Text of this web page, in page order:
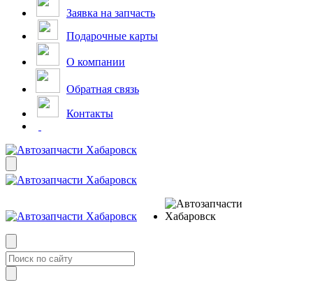
Заявка на запчасть
Подарочные карты
О компании
Обратная связь
Контакты